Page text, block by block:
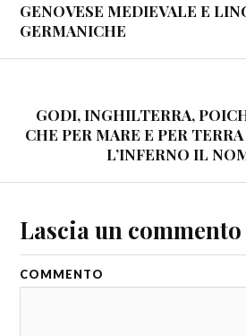
GENOVESE MEDIEVALE E
GERMANICHE
GODI, INGHILTERRA,
CHE PER MARE E PER
L’INFERNO IL
Lascia un commento
COMMENTO